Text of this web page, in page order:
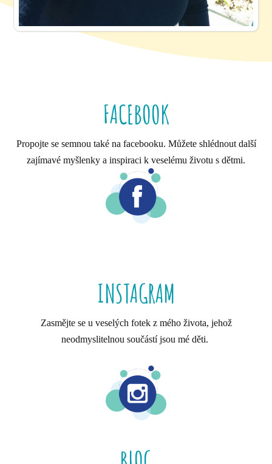
FACEBOOK
Propojte se semnou také na facebooku. Můžete shlédnout další
zajímavé myšlenky a inspiraci k veselému životu s dětmi.
INSTAGRAM
Zasmějte se u veselých fotek z mého života, jehož
neodmyslitelnou součástí jsou mé děti.